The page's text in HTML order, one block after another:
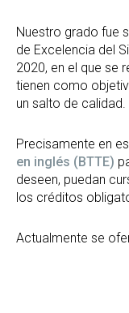
Nuestro grado fue
de Excelencia del
2020, en el que se
tienen como
un salto de calidad.
Precisamente en
en inglés (BTTE)
deseen, puedan
los créditos
Actualmente se